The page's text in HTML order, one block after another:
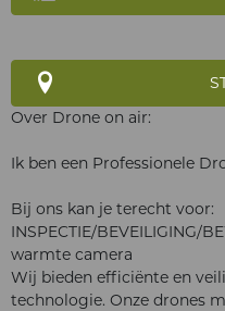
Over Drone on air:
Ik ben een Professionele
Bij ons kan je terecht voor:
INSPECTIE/BEVEILIGING/
warmte camera
Wij bieden efficiënte en
technologie. Onze drones